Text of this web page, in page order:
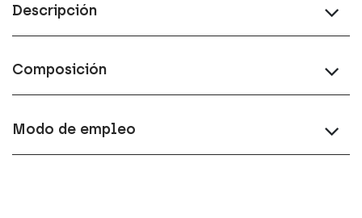
Descripción
Composición
Modo de empleo